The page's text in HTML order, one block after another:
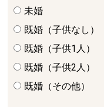
未婚
既婚（子供なし）
既婚（子供1人）
既婚（子供2人）
既婚（その他）